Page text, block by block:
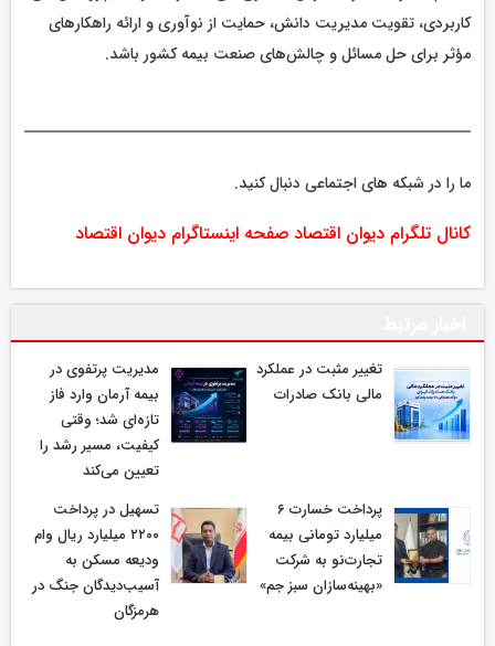
کاربردی، تقویت مدیریت دانش، حمایت از نوآوری و ارائه راهکارهای
مؤثر برای حل مسائل و چالش‌های صنعت بیمه کشور باشد.
ما را در شبکه های اجتماعی دنبال کنید.
کانال تلگرام دیوان اقتصاد صفحه اینستاگرام دیوان اقتصاد
تغییر مثبت در عملکرد
مالی بانک صادرات
مدیریت پرتفوی در
بیمه آرمان وارد فاز
تازه‌ای شد؛ وقتی
کیفیت، مسیر رشد را
تعیین می‌کند
پرداخت خسارت ۶
میلیارد تومانی بیمه
تجارت‌نو به شرکت
«بهینه‌سازان سبز جم»
تسهیل در پرداخت
۲۲۰۰ میلیارد ریال وام
ودیعه مسکن به
آسیب‌دیدگان جنگ در
هرمزگان